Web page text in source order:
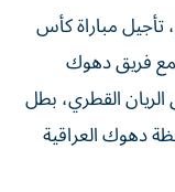
فريق دهوك
فريق الريان القطري، بطل
دهوك العراقية